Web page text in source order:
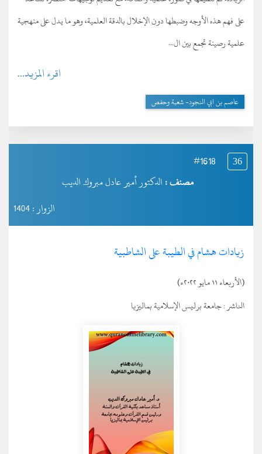
على فهم هذه الأوجه وضبطها دون الإخلال بالدقة العلمية، وهو ما يدل على منهجية
علمية رصينة تجمع بين ال...
اقرء المزيد...
عاصم بن ابي النجود- شعبة وحفص
36
#1618
مصنف : الدكتور أمير عادل مبروك الديب
الزوار : 1404
زيادات هشام في الطيبة على الشاطبية
(الأربعاء ١١ مايو ٢٠٢٢ء)
الناشر :جامعة برليس الإسلامية بماليزيا